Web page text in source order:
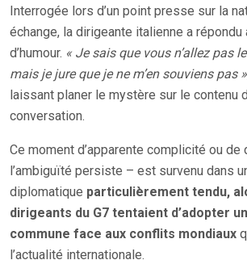
Interrogée lors d’un point presse sur la
échange, la dirigeante italienne a répondu
d’humour. « Je sais que vous n’allez pas
mais je jure que je ne m’en souviens pas »
laissant planer le mystère sur le contenu
conversation.
Ce moment d’apparente complicité ou de
l’ambiguïté persiste – est survenu dans
diplomatique particulièrement tendu,
dirigeants du G7 tentaient d’adopter
commune face aux conflits mondiaux
l’actualité internationale.